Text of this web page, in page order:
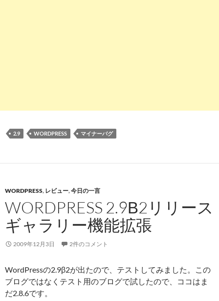
2.9 WORDPRESS マイナーバグ
WORDPRESS, レビュー,今日の一言
WORDPRESS 2.9Β2リリース
ギャラリー機能拡張
2009年12月3日 2件のコメント
WordPressの2.9β2が出たので、テストしてみました。この
ブログではなくテスト用のブログで試したので、ココはま
だ2.8.6です。